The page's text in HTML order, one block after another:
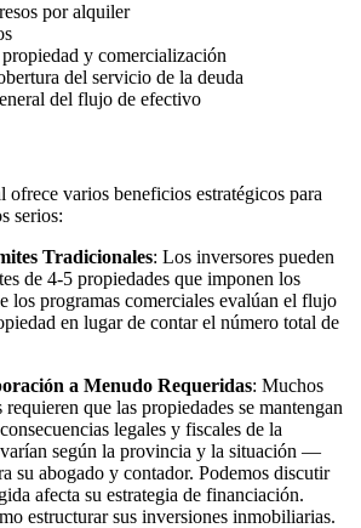
por alquiler
y comercialización
del servicio de la deuda
del flujo de efectivo
ofrece varios beneficios estratégicos para
serios:
Tradicionales: Los inversores pueden
de 4-5 propiedades que imponen los
los programas comerciales evalúan el flujo
en lugar de contar el número total de
a Menudo Requeridas: Muchos
que las propiedades se mantengan
legales y fiscales de la
según la provincia y la situación —
su abogado y contador. Podemos discutir
afecta su estrategia de financiación.
estructurar sus inversiones inmobiliarias.